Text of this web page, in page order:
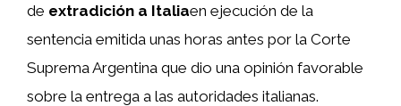
de extradición a Italiaen ejecución de la
sentencia emitida unas horas antes por la Corte
Suprema Argentina que dio una opinión favorable
sobre la entrega a las autoridades italianas.